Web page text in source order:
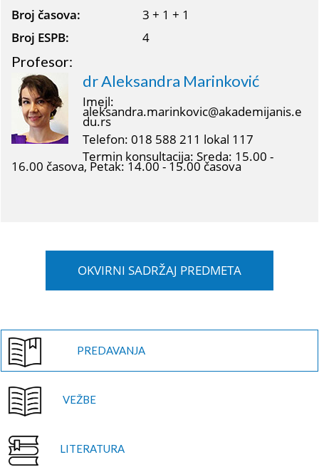
Broj časova:
3 + 1 + 1
Broj ESPB:
4
Profesor:
dr Aleksandra Marinković
Imejl:
aleksandra.marinkovic@akademijanis.e
du.rs
Telefon: 018 588 211 lokal 117
Termin konsultacija: Sreda: 15.00 -
16.00 časova, Petak: 14.00 - 15.00 časova
OKVIRNI SADRŽAJ PREDMETA
PREDAVANJA
VEŽBE
LITERATURA